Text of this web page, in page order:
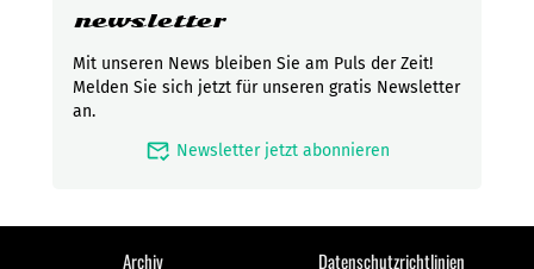
newsletter
Mit unseren News bleiben Sie am Puls der Zeit!
Melden Sie sich jetzt für unseren gratis Newsletter
an.
mark_email_read Newsletter jetzt abonnieren
Archiv Datenschutzrichtlinien